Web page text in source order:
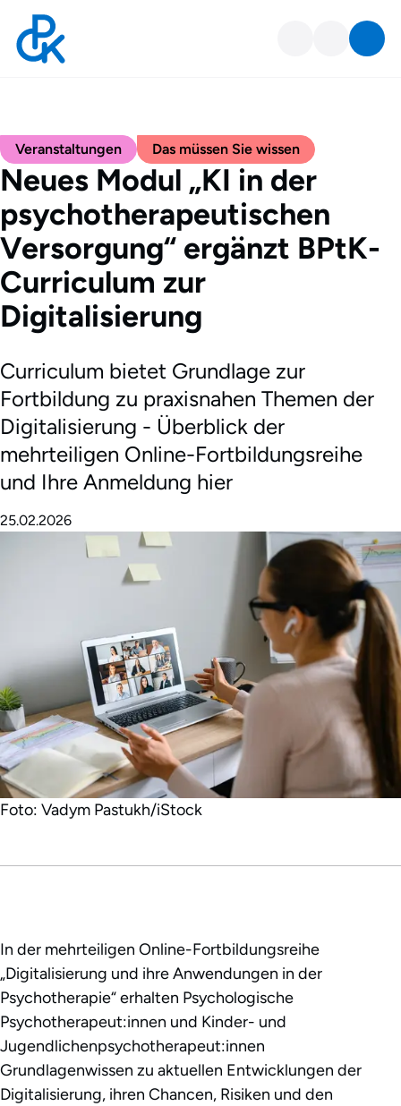
Neues Modul „KI in der
psychotherapeutischen
Versorgung“ ergänzt BPtK-
Curriculum zur
Digitalisierung
25.02.2026
Curriculum bietet Grundlage zur
Fortbildung zu praxisnahen Themen der
Digitalisierung - Überblick der
mehrteiligen Online-Fortbildungsreihe
und Ihre Anmeldung hier
Veranstaltungen Das müssen Sie wissen
Foto: Vadym Pastukh/iStock
In der mehrteiligen Online-Fortbildungsreihe
„Digitalisierung und ihre Anwendungen in der
Psychotherapie“ erhalten Psychologische
Psychotherapeut:innen und Kinder- und
Jugendlichenpsychotherapeut:innen
Grundlagenwissen zu aktuellen Entwicklungen der
Digitalisierung, ihren Chancen, Risiken und den